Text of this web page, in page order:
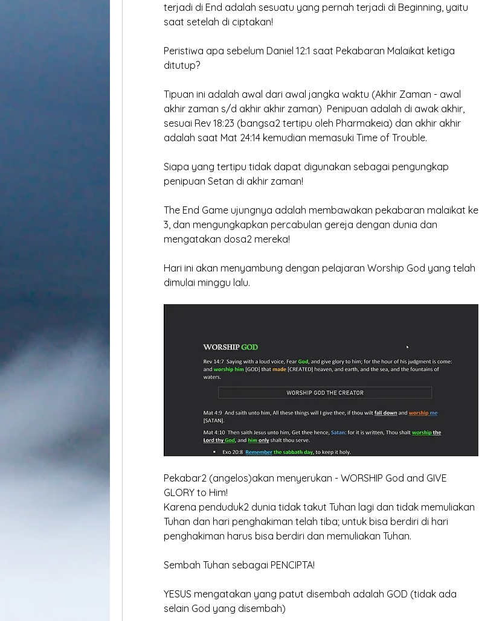
terjadi di End adalah sesuatu yang pernah terjadi di Beginning, yaitu
saat setelah di ciptakan!
Peristiwa apa sebelum Daniel 12:1 saat Pekabaran Malaikat ketiga
ditutup?
Tipuan ini adalah awal dari awal jangka waktu (Akhir Zaman - awal
akhir zaman s/d akhir akhir zaman)  Penipuan adalah di awak akhir,
sesuai Rev 18:23 (bangsa2 tertipu oleh Pharmakeia) dan akhir akhir
adalah saat Mat 24:14 kemudian memasuki Time of Trouble.
Siapa yang tertipu tidak dapat digunakan sebagai pengungkap
penipuan Setan di akhir zaman!
The End Game ujungnya adalah membawakan pekabaran malaikat ke
3, dan mengungkapkan percabulan gereja dengan dunia dan
mengatakan dosa2 mereka!
Hari ini akan menyambung dengan pelajaran Worship God yang telah
dimulai minggu lalu.
Pekabar2 (angelos)akan menyerukan - WORSHIP God and GIVE
GLORY to Him!
Karena penduduk2 dunia tidak takut Tuhan lagi dan tidak memuliakan
Tuhan dan hari penghakiman telah tiba; untuk bisa berdiri di hari
penghakiman harus bisa berdiri dan memuliakan Tuhan.
Sembah Tuhan sebagai PENCIPTA!
YESUS mengatakan yang patut disembah adalah GOD (tidak ada
selain God yang disembah)